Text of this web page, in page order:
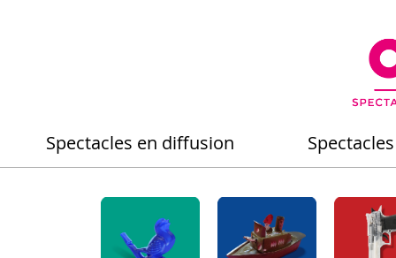
Spectacles en diffusion